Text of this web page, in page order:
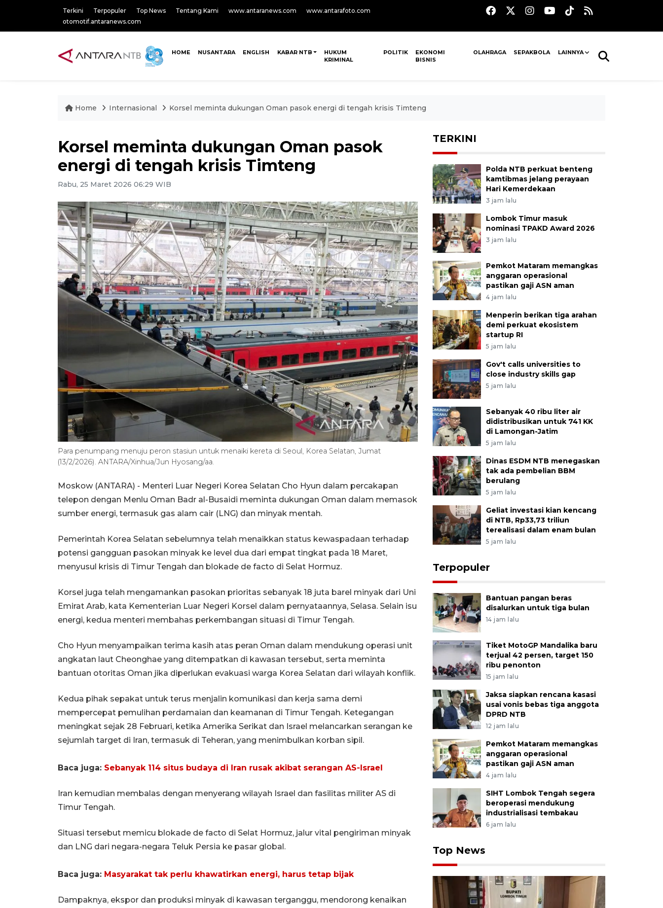
Terkini Terpopuler Top News Tentang Kami www.antaranews.com
www.antarafoto.com
otomotif.antaranews.com
HOME NUSANTARA ENGLISH KABAR NTB
HUKUM
KRIMINAL
POLITIK
EKONOMI
BISNIS
OLAHRAGA SEPAKBOLA LAINNYA
Home Internasional Korsel meminta dukungan Oman pasok energi di tengah krisis Timteng
Korsel meminta dukungan Oman pasok
energi di tengah krisis Timteng
Rabu, 25 Maret 2026 06:29 WIB
Para penumpang menuju peron stasiun untuk menaiki kereta di Seoul, Korea Selatan, Jumat
(13/2/2026). ANTARA/Xinhua/Jun Hyosang/aa.
Moskow (ANTARA) - Menteri Luar Negeri Korea Selatan Cho Hyun dalam percakapan
telepon dengan Menlu Oman Badr al-Busaidi meminta dukungan Oman dalam memasok
sumber energi, termasuk gas alam cair (LNG) dan minyak mentah.
Pemerintah Korea Selatan sebelumnya telah menaikkan status kewaspadaan terhadap
potensi gangguan pasokan minyak ke level dua dari empat tingkat pada 18 Maret,
menyusul krisis di Timur Tengah dan blokade de facto di Selat Hormuz.
Korsel juga telah mengamankan pasokan prioritas sebanyak 18 juta barel minyak dari Uni
Emirat Arab, kata Kementerian Luar Negeri Korsel dalam pernyataannya, Selasa. Selain isu
energi, kedua menteri membahas perkembangan situasi di Timur Tengah.
Cho Hyun menyampaikan terima kasih atas peran Oman dalam mendukung operasi unit
angkatan laut Cheonghae yang ditempatkan di kawasan tersebut, serta meminta
bantuan otoritas Oman jika diperlukan evakuasi warga Korea Selatan dari wilayah konflik.
Kedua pihak sepakat untuk terus menjalin komunikasi dan kerja sama demi
mempercepat pemulihan perdamaian dan keamanan di Timur Tengah. Ketegangan
meningkat sejak 28 Februari, ketika Amerika Serikat dan Israel melancarkan serangan ke
sejumlah target di Iran, termasuk di Teheran, yang menimbulkan korban sipil.
Baca juga: Sebanyak 114 situs budaya di Iran rusak akibat serangan AS-Israel
Iran kemudian membalas dengan menyerang wilayah Israel dan fasilitas militer AS di
Timur Tengah.
Situasi tersebut memicu blokade de facto di Selat Hormuz, jalur vital pengiriman minyak
dan LNG dari negara-negara Teluk Persia ke pasar global.
Baca juga: Masyarakat tak perlu khawatirkan energi, harus tetap bijak
Dampaknya, ekspor dan produksi minyak di kawasan terganggu, mendorong kenaikan
TERKINI
Polda NTB perkuat benteng
kamtibmas jelang perayaan
Hari Kemerdekaan
3 jam lalu
Lombok Timur masuk
nominasi TPAKD Award 2026
3 jam lalu
Pemkot Mataram memangkas
anggaran operasional
pastikan gaji ASN aman
4 jam lalu
Menperin berikan tiga arahan
demi perkuat ekosistem
startup RI
5 jam lalu
Gov't calls universities to
close industry skills gap
5 jam lalu
Sebanyak 40 ribu liter air
didistribusikan untuk 741 KK
di Lamongan-Jatim
5 jam lalu
Dinas ESDM NTB menegaskan
tak ada pembelian BBM
berulang
5 jam lalu
Geliat investasi kian kencang
di NTB, Rp33,73 triliun
terealisasi dalam enam bulan
5 jam lalu
Terpopuler
Bantuan pangan beras
disalurkan untuk tiga bulan
14 jam lalu
Tiket MotoGP Mandalika baru
terjual 42 persen, target 150
ribu penonton
15 jam lalu
Jaksa siapkan rencana kasasi
usai vonis bebas tiga anggota
DPRD NTB
12 jam lalu
Pemkot Mataram memangkas
anggaran operasional
pastikan gaji ASN aman
4 jam lalu
SIHT Lombok Tengah segera
beroperasi mendukung
industrialisasi tembakau
6 jam lalu
Top News